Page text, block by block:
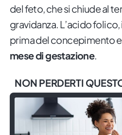
del feto, che si chiude al
gravidanza. L’acido
prima del concepimento
mese di gestazione.
NON PERDERTI